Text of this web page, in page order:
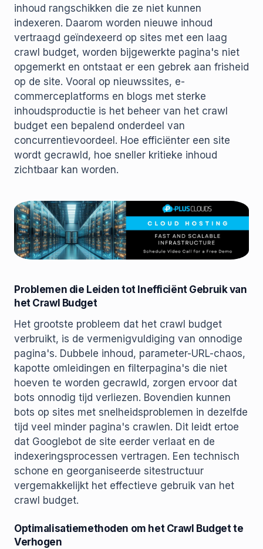
inhoud rangschikken die ze niet kunnen
indexeren. Daarom worden nieuwe inhoud
vertraagd geïndexeerd op sites met een laag
crawl budget, worden bijgewerkte pagina's niet
opgemerkt en ontstaat er een gebrek aan frisheid
op de site. Vooral op nieuwssites, e-
commerceplatforms en blogs met sterke
inhoudsproductie is het beheer van het crawl
budget een bepalend onderdeel van
concurrentievoordeel. Hoe efficiënter een site
wordt gecrawld, hoe sneller kritieke inhoud
zichtbaar kan worden.
Problemen die Leiden tot Inefficiënt Gebruik van
het Crawl Budget
Het grootste probleem dat het crawl budget
verbruikt, is de vermenigvuldiging van onnodige
pagina's. Dubbele inhoud, parameter-URL-chaos,
kapotte omleidingen en filterpagina's die niet
hoeven te worden gecrawld, zorgen ervoor dat
bots onnodig tijd verliezen. Bovendien kunnen
bots op sites met snelheidsproblemen in dezelfde
tijd veel minder pagina's crawlen. Dit leidt ertoe
dat Googlebot de site eerder verlaat en de
indexeringsprocessen vertragen. Een technisch
schone en georganiseerde sitestructuur
vergemakkelijkt het effectieve gebruik van het
crawl budget.
Optimalisatiemethoden om het Crawl Budget te
Verhogen